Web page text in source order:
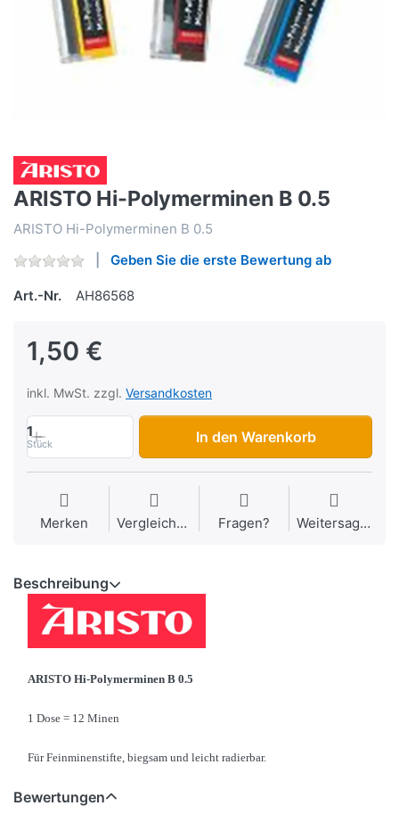
ARISTO Hi-Polymerminen B 0.5
ARISTO Hi-Polymerminen B 0.5
Geben Sie die erste Bewertung ab
Art.-Nr. AH86568
1,50 €
inkl. MwSt. zzgl. Versandkosten
1
Stück In den Warenkorb
Merken Vergleichen Fragen? Weitersagen
Beschreibung
ARISTO Hi-Polymerminen B 0.5
1 Dose = 12 Minen
Für Feinminenstifte, biegsam und leicht radierbar.
Bewertungen